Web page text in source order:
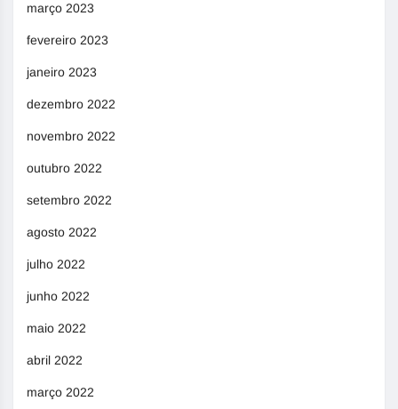
março 2023
fevereiro 2023
janeiro 2023
dezembro 2022
novembro 2022
outubro 2022
setembro 2022
agosto 2022
julho 2022
junho 2022
maio 2022
abril 2022
março 2022